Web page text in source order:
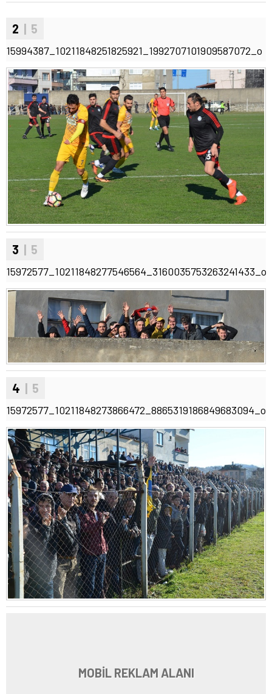
2 | 5
15994387_10211848251825921_1992707101909587072_o
3 | 5
15972577_10211848277546564_3160035753263241433_o
4 | 5
15972577_10211848273866472_8865319186849683094_o
MOBİL REKLAM ALANI